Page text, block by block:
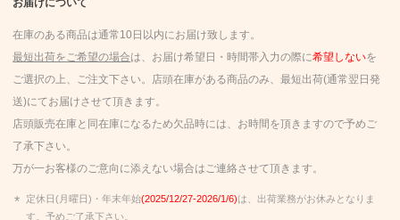
お届けについて
在庫のある商品は通常10日以内にお届け致します。
最短出荷をご希望の場合は、お届け希望日・時間帯入力の際に希望しないを
ご選択の上、ご注文下さい。店頭在庫がある商品のみ、最短出荷(通常翌日発
送)にてお届けさせて頂きます。
店頭販売在庫と同在庫になるため欠品時には、お時間を頂きますので予めご
了承下さい。
万が一お客様のご意向に添えない場合はご連絡させて頂きます。
定休日(月曜日)・年末年始(2025/12/27-2026/1/6)は、出荷業務がお休みとなりま
す。予めご了承下さい。